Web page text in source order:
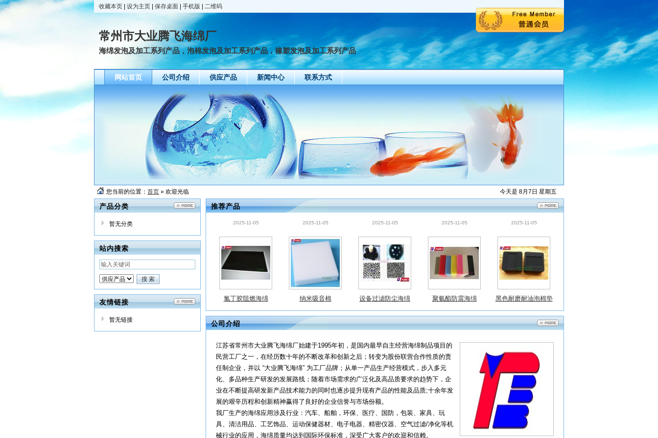
收藏本页 设为主页 保存桌面 手机版 二维码
常州市大业腾飞海绵厂
海绵发泡及加工系列产品，泡棉发泡及加工系列产品，橡塑发泡及加工系列产品
网站首页 公司介绍 供应产品 新闻中心 联系方式
今天是 8月7日 星期五
您当前的位置： 首页 » 欢迎光临
产品分类
暂无分类
站内搜索
友情链接
暂无链接
推荐产品2025-11-05
黑色耐磨耐油泡棉垫
2025-11-05
纳米吸音棉
2025-11-05 2025-11-05 2025-11-05
片
2025-11-05
公司介绍
江苏省常州市大业腾飞海绵厂始建于1995年初，是国内最早自主经营海绵制品项目的
民营工厂之一，在经历数十年的不断改革和创新之后；转变为股份联营合作性质的责
任制企业，并以 “大业腾飞海绵” 为工厂品牌；从单一产品生产经营模式，步入多元
化、多品种生产研发的发展路线；随着市场需求的广泛化及高品质要求的趋势下，企
业在不断提高研发新产品技术能力的同时也逐步提升现有产品的性能及品质;十余年发
展的艰辛历程和创新精神赢得了良好的企业信誉与市场份额。
我厂生产的海绵应用涉及行业：汽车、船舶，环保、医疗、国防，包装、家具、玩
具、清洁用品、工艺饰品、运动保健器材、电子电器、精密仪器、空气过滤/净化等机
械行业的应用，海绵质量均达到国际环保标准，深受广大客户的欢迎和信赖。